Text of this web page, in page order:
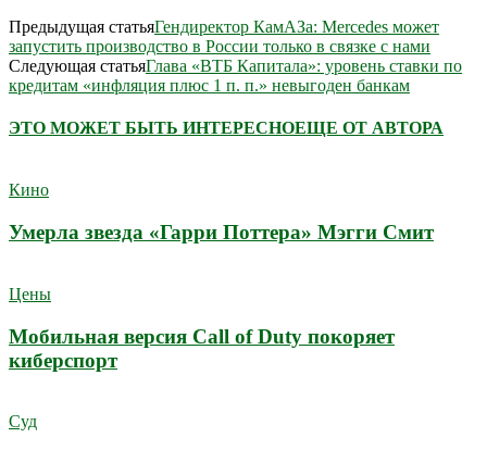
Предыдущая статьяГендиректор КамАЗа: Mercedes может
запустить производство в России только в связке с нами
Следующая статьяГлава «ВТБ Капитала»: уровень ставки по
кредитам «инфляция плюс 1 п. п.» невыгоден банкам
ЭТО МОЖЕТ БЫТЬ ИНТЕРЕСНОЕЩЕ ОТ АВТОРА
Кино
Умерла звезда «Гарри Поттера» Мэгги Смит
Цены
Мобильная версия Call of Duty покоряет
киберспорт
Суд